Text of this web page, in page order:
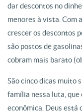
dar descontos no
menores à vista. Com
crescer os descontos
são postos de
cobram mais barato
São cinco dicas muito
família nessa luta,
econômica. Deus está